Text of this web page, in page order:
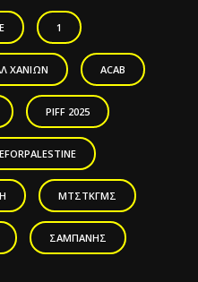
1
ΧΑΝΙΩΝ ACAB
PIFF 2025
ΜΤΣΤΚΓΜΣ
ΣΑΜΠΆΝΗΣ